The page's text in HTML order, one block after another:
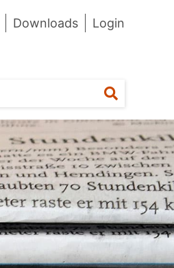
Downloads Login
Suchen